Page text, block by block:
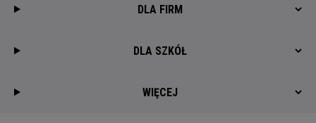
DLA FIRM
DLA SZKÓŁ
WIĘCEJ